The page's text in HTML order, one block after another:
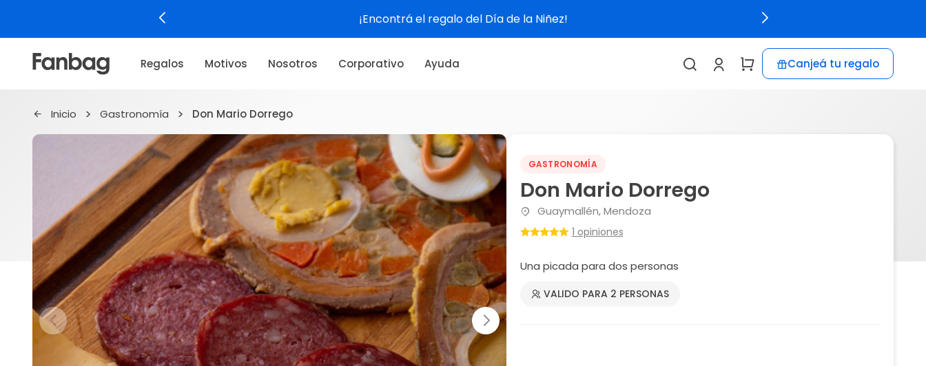
¡Encontrá el regalo del Día de la Niñez!
Regalos Motivos Nosotros Corporativo Ayuda Canjeá tu regalo
Inicio Gastronomía Don Mario Dorrego
GASTRONOMÍA
Don Mario Dorrego
Guaymallén, Mendoza
1 opiniones
Una picada para dos personas
VALIDO PARA 2 PERSONAS